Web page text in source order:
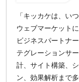
スタートアッ
土日週末OK
「キッカケは、い
ウェブマーケット
ビジネスパートナ
テグレーションサ
計、サイト構築、
ン、効果解析まで